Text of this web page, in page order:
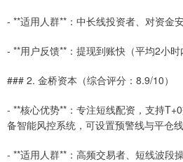
- **适用人群**：中长线投资者、对资金
- **用户反馈**：提现到账快（平均2小时
### 2. 金桥资本（综合评分：8.9/10）
- **核心优势**：专注短线配资，支持
备智能风控系统，可设置预警线与平仓线
- **适用人群**：高频交易者、短线波段操